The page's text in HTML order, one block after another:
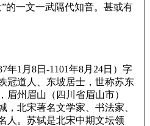
的一文一武隔代知音。甚或有
1月8日-1101年8月24日）字
冠道人、东坡居士，世称苏东
眉州眉山（四川省眉山市）
，北宋著名文学家、书法家、
人。苏轼是北宋中期文坛领